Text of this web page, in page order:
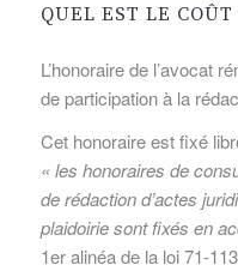
QUEL EST LE COÛT
L’honoraire de l’avocat
de participation à la
Cet honoraire est fixé
« les honoraires de
de rédaction d’actes
plaidoirie sont fixés en
1er alinéa de la loi 71-